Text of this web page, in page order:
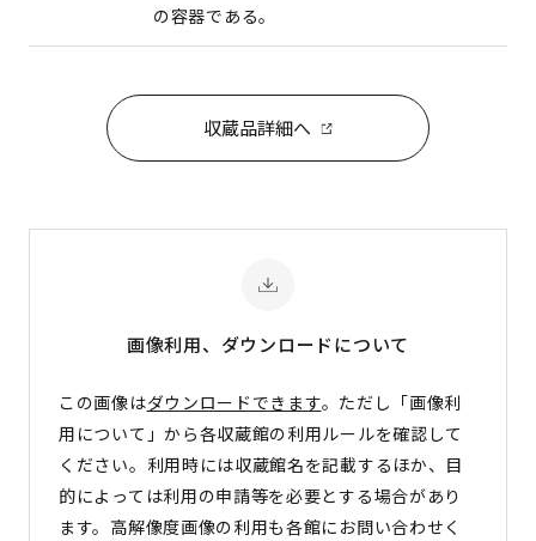
の容器である。
収蔵品詳細へ
画像利用、ダウンロードについて
この画像はダウンロードできます。ただし「画像利
用について」から各収蔵館の利用ルールを確認して
ください。利用時には収蔵館名を記載するほか、目
的によっては利用の申請等を必要とする場合があり
ます。高解像度画像の利用も各館にお問い合わせく